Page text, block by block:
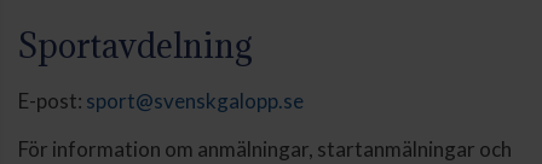
Sportavdelning
E-post: sport@svenskgalopp.se
För information om anmälningar, startanmälningar och